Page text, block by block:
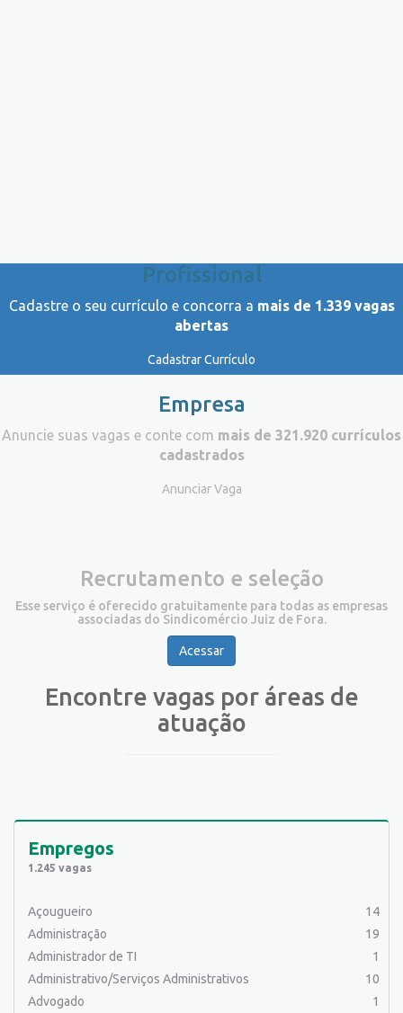
Profissional
Cadastre o seu currículo e concorra a mais de 1.339 vagas
abertas
Cadastrar Currículo
Empresa
Anuncie suas vagas e conte com mais de 321.920 currículos
cadastrados
Anunciar Vaga
Recrutamento e seleção
Esse serviço é oferecido gratuitamente para todas as empresas
associadas do Sindicomércio Juiz de Fora.
Acessar
Encontre vagas por áreas de
atuação
Empregos
1.245 vagas
Açougueiro
14
Administração
19
Administrador de TI
1
Administrativo/Serviços Administrativos
10
Advogado
1